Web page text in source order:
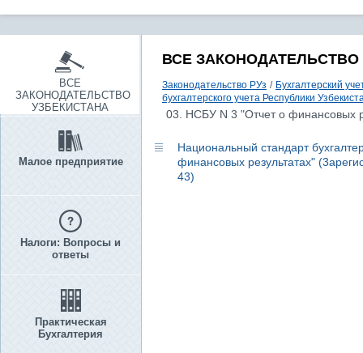
ВСЕ
ЗАКОНОДАТЕЛЬСТВО
УЗБЕКИСТАНА
Малое предприятие
Налоги: Вопросы и
ответы
Практическая
Бухгалтерия
ВСЕ ЗАКОНОДАТЕЛЬСТВО
Законодательство РУз / Бухгалтерский
бухгалтерского учета Республики
03. НСБУ N 3 "Отчет о финансовых
Национальный стандарт
финансовых результатах"
43)